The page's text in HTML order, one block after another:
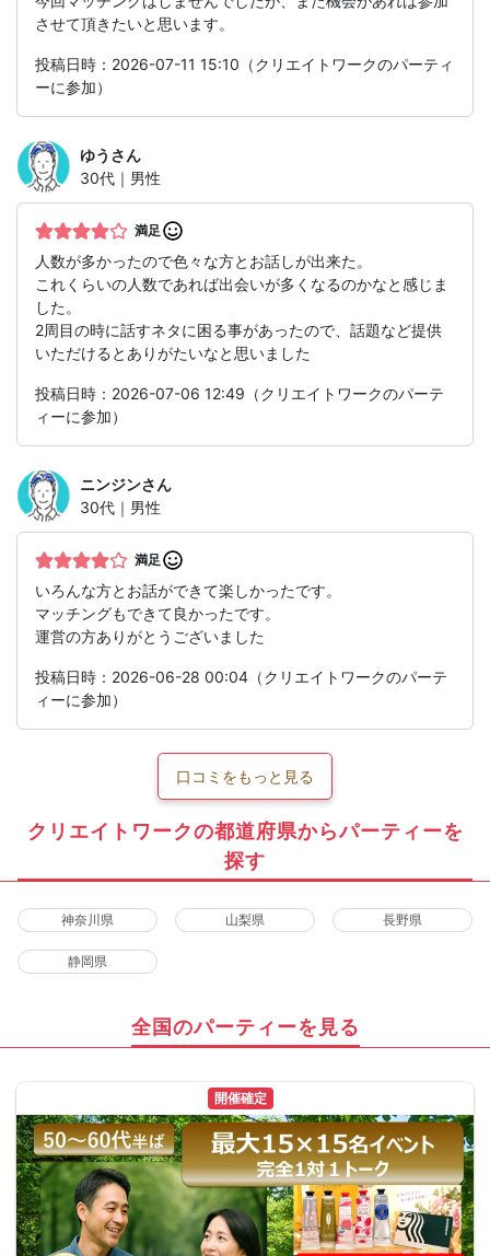
させて頂きたいと思います。
投稿日時：2026-07-11 15:10（クリエイトワークのパーティ
ーに参加）
ゆう さん
30代｜男性
満足
人数が多かったので色々な方とお話しが出来た。
これくらいの人数であれば出会いが多くなるのかなと感じま
した。
2周目の時に話すネタに困る事があったので、話題など提供
いただけるとありがたいなと思いました
投稿日時：2026-07-06 12:49（クリエイトワークのパーテ
ィーに参加）
ニンジンさん
30代｜男性
満足
いろんな方とお話ができて楽しかったです。
マッチングもできて良かったです。
運営の方ありがとうございました
投稿日時：2026-06-28 00:04（クリエイトワークのパーテ
ィーに参加）
口コミをもっと見る
クリエイトワークの都道府県からパーティーを
探す
神奈川県 山梨県 長野県
静岡県
全国のパーティーを見る
開催確定